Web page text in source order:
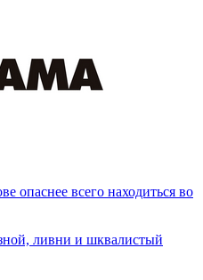
опаснее всего находиться во
ливни и шквалистый